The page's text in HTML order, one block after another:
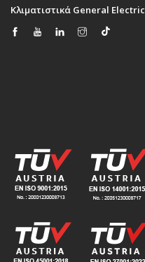
Κλιματιστικά General Electric